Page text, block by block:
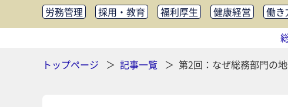
労務管理 採用・教育 福利厚生 健康経営 働き
知財管理
リスクマネジメント・BCP 社外・社内広
助成金・補助
トップページ
記事一覧 第2回：なぜ総務部門の